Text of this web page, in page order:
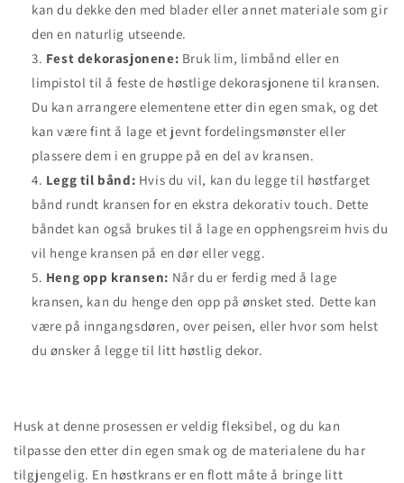
kan du dekke den med blader eller annet materiale som gir
den en naturlig utseende.
Fest dekorasjonene: Bruk lim, limbånd eller en
limpistol til å feste de høstlige dekorasjonene til kransen.
Du kan arrangere elementene etter din egen smak, og det
kan være fint å lage et jevnt fordelingsmønster eller
plassere dem i en gruppe på en del av kransen.
Legg til bånd: Hvis du vil, kan du legge til høstfarget
bånd rundt kransen for en ekstra dekorativ touch. Dette
båndet kan også brukes til å lage en opphengsreim hvis du
vil henge kransen på en dør eller vegg.
Heng opp kransen: Når du er ferdig med å lage
kransen, kan du henge den opp på ønsket sted. Dette kan
være på inngangsdøren, over peisen, eller hvor som helst
du ønsker å legge til litt høstlig dekor.
Husk at denne prosessen er veldig fleksibel, og du kan
tilpasse den etter din egen smak og de materialene du har
tilgjengelig. En høstkrans er en flott måte å bringe litt